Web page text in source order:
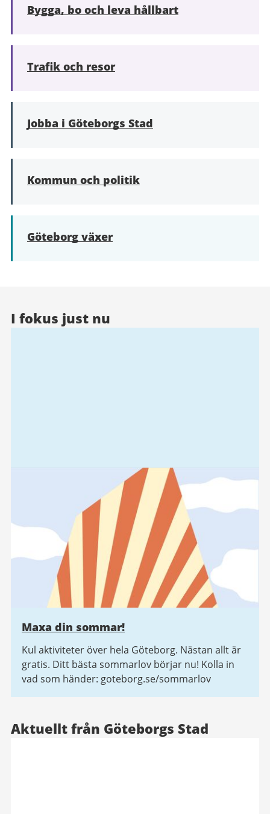
Bygga, bo och leva hållbart
Trafik och resor
Jobba i Göteborgs Stad
Kommun och politik
Göteborg växer
I fokus just nu
Maxa din sommar!
Kul aktiviteter över hela Göteborg. Nästan allt är
gratis. Ditt bästa sommarlov börjar nu! Kolla in
vad som händer: goteborg.se/sommarlov
Aktuellt från Göteborgs Stad